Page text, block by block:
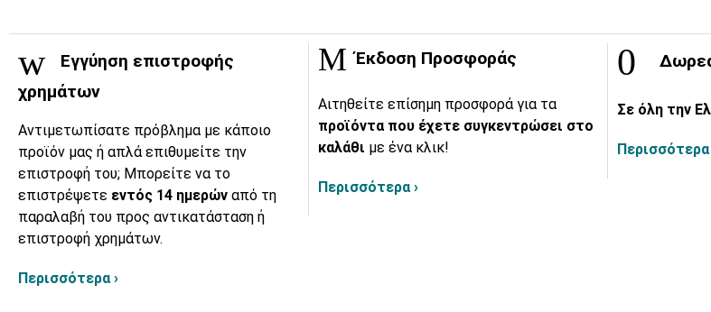
Εγγύηση επιστροφής
χρημάτων
Αντιμετωπίσατε πρόβλημα με κάποιο
προϊόν μας ή απλά επιθυμείτε την
επιστροφή του; Μπορείτε να το
επιστρέψετε εντός 14 ημερών από τη
παραλαβή του προς αντικατάσταση ή
επιστροφή χρημάτων.
Περισσότερα ›
Έκδοση Προσφοράς
Αιτηθείτε επίσημη προσφορά για τα
προϊόντα που έχετε συγκεντρώσει στο
καλάθι με ένα κλικ!
Περισσότερα ›
Σε όλη την
Περισσότερα